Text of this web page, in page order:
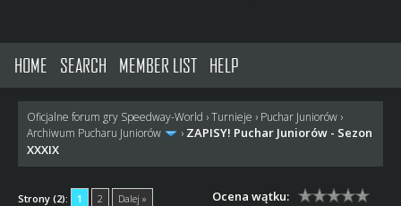
HOME SEARCH MEMBER LIST HELP
Oficjalne forum gry Speedway-World ›Turnieje › Puchar Juniorów›
Archiwum Pucharu Juniorów
› ZAPISY! Puchar Juniorów - Sezon
XXXIX
Strony (2): 1 2 Dalej » Ocena wątku: